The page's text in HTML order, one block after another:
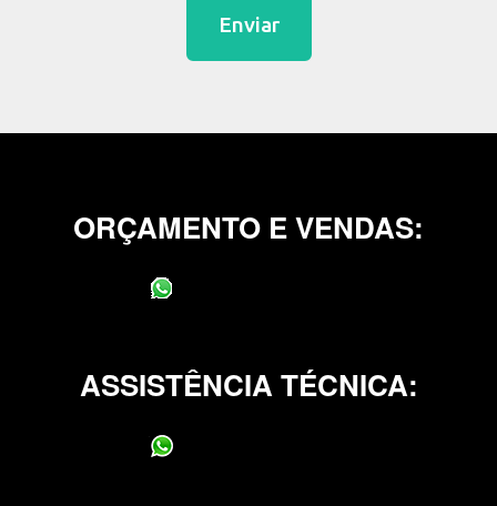
Enviar
ORÇAMENTO E VENDAS:
ASSISTÊNCIA TÉCNICA: